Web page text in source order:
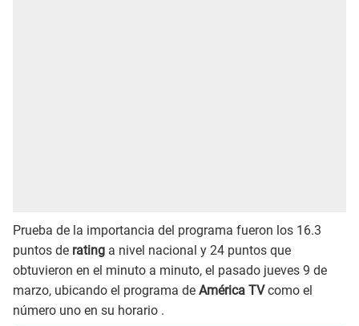
Prueba de la importancia del programa fueron los 16.3
puntos de rating a nivel nacional y 24 puntos que
obtuvieron en el minuto a minuto, el pasado jueves 9 de
marzo, ubicando el programa de América TVcomo el
número uno en su horario .